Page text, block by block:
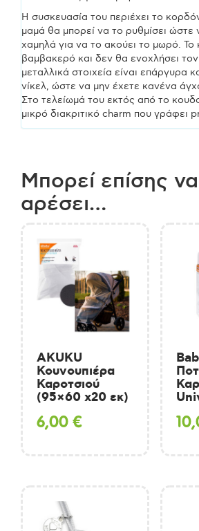
Η συσκευασία του περιέχει το
μαμά θα μπορεί να το ρυθμίσει ώστε
χαμηλά για να το ακούει το μωρό. Το
βαμβακερό και δεν θα ενοχλήσει τον
μεταλλικά στοιχεία είναι επάργυρα
νίκελ, ώστε να μην έχετε κανένα
Στο τελείωμά του εκτός από το
μικρό διακριτικό charm που γράφει
Μπορεί επίσης
αρέσει…
AKUKU
Κουνουπιέρα
Καροτσιού
(95×60 x20 εκ)
6,00€